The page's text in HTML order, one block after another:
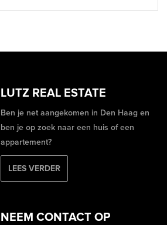
LUTZ REAL ESTATE
Ben je net aangekomen in Den Haag en
ben je op zoek naar een huis of een
appartement?
LEES VERDER
NEEM CONTACT OP